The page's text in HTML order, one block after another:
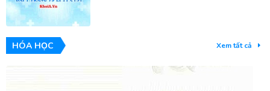
HÓA HỌC Xem tất cả